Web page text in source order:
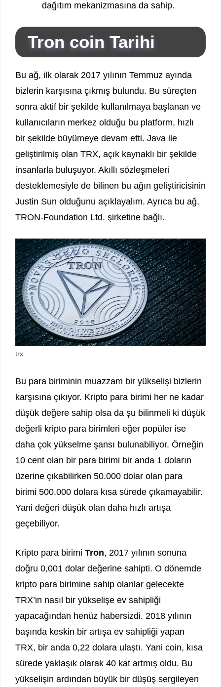
dağıtım mekanizmasına da sahip.
Tron coin Tarihi
Bu ağ, ilk olarak 2017 yılının Temmuz ayında
bizlerin karşısına çıkmış bulundu. Bu süreçten
sonra aktif bir şekilde kullanılmaya başlanan ve
kullanıcıların merkez olduğu bu platform, hızlı
bir şekilde büyümeye devam etti. Java ile
geliştirilmiş olan TRX, açık kaynaklı bir şekilde
insanlarla buluşuyor. Akıllı sözleşmeleri
desteklemesiyle de bilinen bu ağın geliştiricisinin
Justin Sun olduğunu açıklayalım. Ayrıca bu ağ,
TRON-Foundation Ltd. şirketine bağlı.
trx
Bu para biriminin muazzam bir yükselişi bizlerin
karşısına çıkıyor. Kripto para birimi her ne kadar
düşük değere sahip olsa da şu bilinmeli ki düşük
değerli kripto para birimleri eğer popüler ise
daha çok yükselme şansı bulunabiliyor. Örneğin
10 cent olan bir para birimi bir anda 1 doların
üzerine çıkabilirken 50.000 dolar olan para
birimi 500.000 dolara kısa sürede çıkamayabilir.
Yani değeri düşük olan daha hızlı artışa
geçebiliyor.
Kripto para birimi Tron, 2017 yılının sonuna
doğru 0,001 dolar değerine sahipti. O dönemde
kripto para birimine sahip olanlar gelecekte
TRX’in nasıl bir yükselişe ev sahipliği
yapacağından henüz habersizdi. 2018 yılının
başında keskin bir artışa ev sahipliği yapan
TRX, bir anda 0,22 dolara ulaştı. Yani coin, kısa
sürede yaklaşık olarak 40 kat artmış oldu. Bu
yükselişin ardından büyük bir düşüş sergileyen